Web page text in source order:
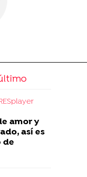
amor y
así es
de